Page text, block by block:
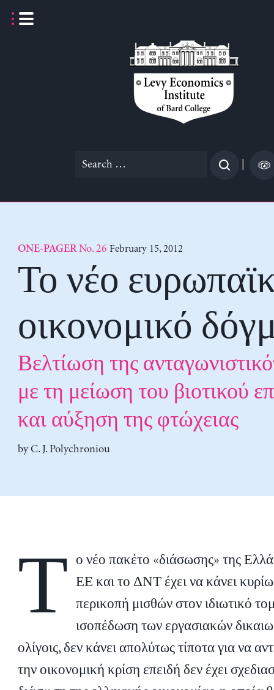
Search
ONE-PAGERNo. 26 February 15, 2012
Το νέο
οικονομικό
Βελτίωση της
με τη μείωση του βιοτικού
και αύξηση της φτώχειας
byC. J. Polychroniou
Τ ο νέο πακέτο «διάσωσης» της
ΕΕ και το ΔΝΤ έχει να κάνει
περικοπή μισθών στον ιδιωτικό
ισοπέδωση των εργασιακών
ολίγοις, δεν κάνει απολύτως τίποτα για να
την οικονομική κρίση επειδή δεν έχει